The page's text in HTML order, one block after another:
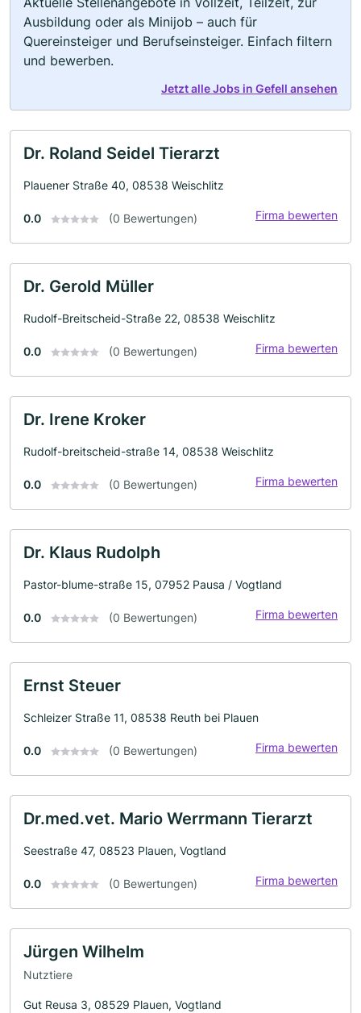
Ausbildung oder als Minijob – auch für
Quereinsteiger und Berufseinsteiger. Einfach filtern
und bewerben.
Jetzt alle Jobs in Gefell ansehen
Dr. Roland Seidel Tierarzt
Plauener Straße 40, 08538 Weischlitz
0.0 (0 Bewertungen) Firma bewerten
Dr. Gerold Müller
Rudolf-Breitscheid-Straße 22, 08538 Weischlitz
0.0 (0 Bewertungen) Firma bewerten
Dr. Irene Kroker
Rudolf-breitscheid-straße 14, 08538 Weischlitz
0.0 (0 Bewertungen) Firma bewerten
Dr. Klaus Rudolph
Pastor-blume-straße 15, 07952 Pausa / Vogtland
0.0 (0 Bewertungen) Firma bewerten
Ernst Steuer
Schleizer Straße 11, 08538 Reuth bei Plauen
0.0 (0 Bewertungen) Firma bewerten
Dr.med.vet. Mario Werrmann Tierarzt
Seestraße 47, 08523 Plauen, Vogtland
0.0 (0 Bewertungen) Firma bewerten
Jürgen Wilhelm
Nutztiere
Gut Reusa 3, 08529 Plauen, Vogtland